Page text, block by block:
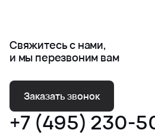
Свяжитесь с нами,
и мы перезвоним вам
Заказать звонок
+7 (495) 230-